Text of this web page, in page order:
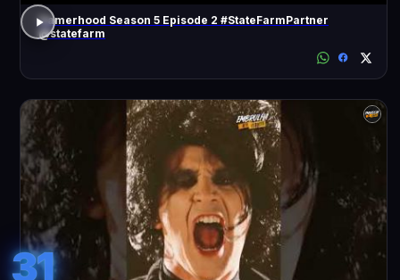
Gamerhood Season 5 Episode 2 #StateFarmPartner
@statefarm
31